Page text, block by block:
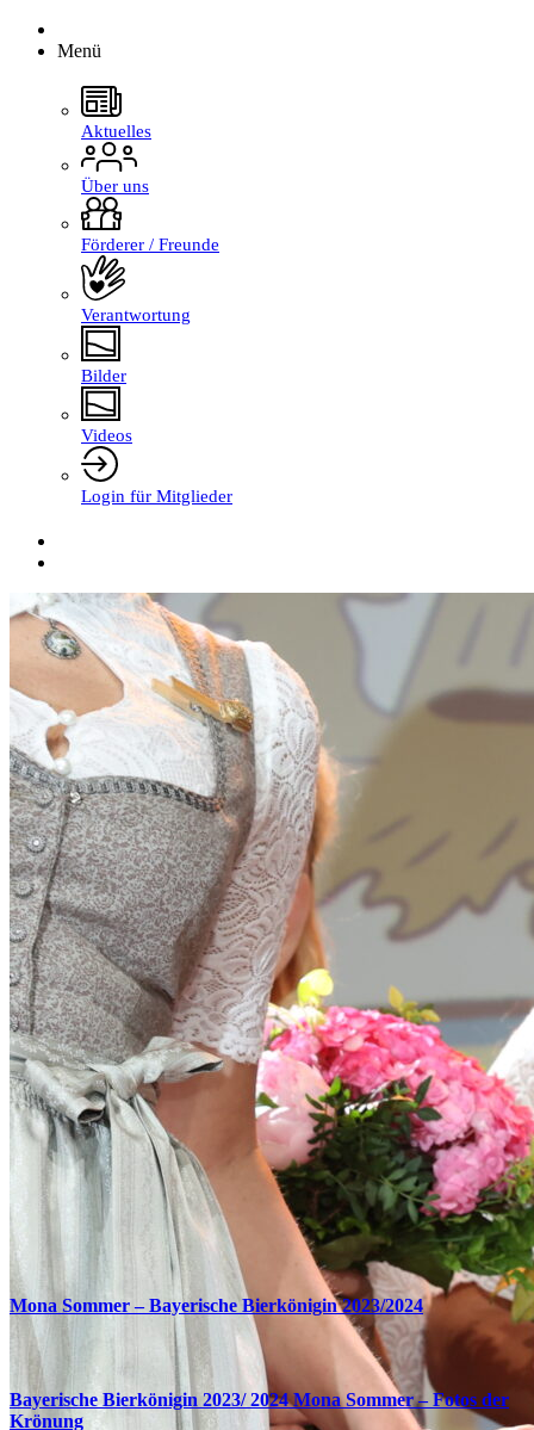
Menü
Aktuelles
Über uns
Förderer / Freunde
Verantwortung
Bilder
Videos
Login für Mitglieder
Mona Sommer – Bayerische Bierkönigin 2023/2024
Bayerische Bierkönigin 2023/ 2024 Mona Sommer – Fotos der
Krönung